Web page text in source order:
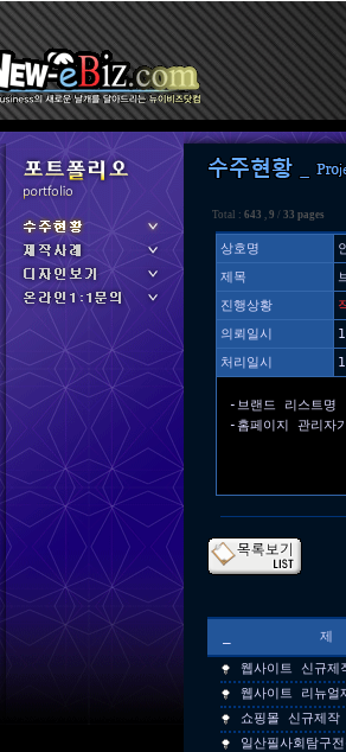
Total : 643 , 9 / 33 pages
상호명
제목
진행상황
의뢰일시
처리일시
-브랜드 리스트명
-홈페이지 관리자
웹사이트 신규제
웹사이트 리뉴얼
쇼핑몰 신규제작
일산필사회탐구
ㆍ 수주현황
ㆍ 제작사례